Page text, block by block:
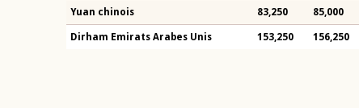
Yuan chinois 83,250 85,000
Dirham Emirats Arabes Unis 153,250 156,250